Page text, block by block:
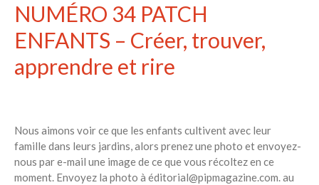
NUMÉRO 34 PATCH
ENFANTS – Créer, trouver,
apprendre et rire
Nous aimons voir ce que les enfants cultivent avec leur
famille dans leurs jardins, alors prenez une photo et envoyez-
nous par e-mail une image de ce que vous récoltez en ce
moment. Envoyez la photo à éditorial@pipmagazine.com. au